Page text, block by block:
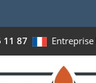
11 87 Entreprise